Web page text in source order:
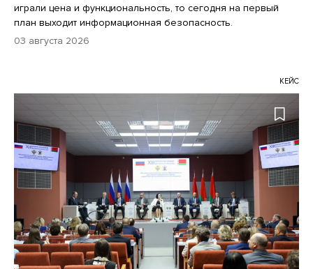
играли цена и функциональность, то сегодня на первый
план выходит информационная безопасность.
03 августа 2026
КЕЙС